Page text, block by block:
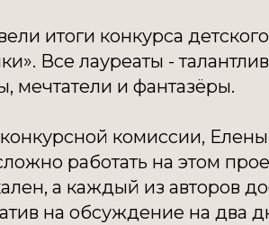
итоги конкурса
Все лауреаты -
мечтатели и фантазёры.
комиссии,
работать на этом
а каждый из авторов
на обсуждение на два